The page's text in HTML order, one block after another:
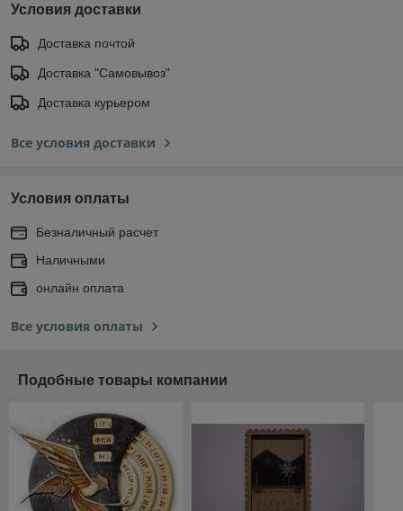
Условия доставки
Доставка почтой
Доставка "Самовывоз"
Доставка курьером
Все условия доставки
Условия оплаты
Безналичный расчет
Наличными
онлайн оплата
Все условия оплаты
Подобные товары компании